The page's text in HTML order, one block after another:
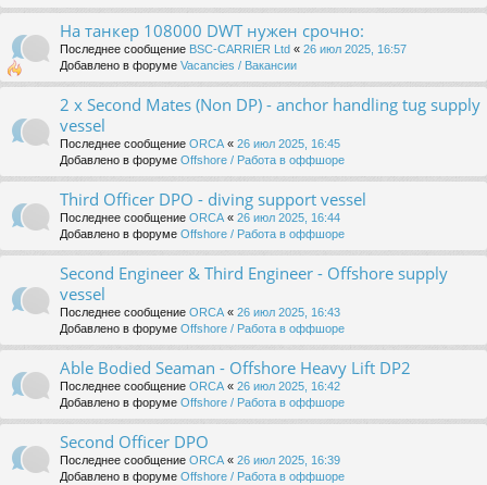
На танкер 108000 DWT нужен срочно:
Последнее сообщение BSC-CARRIER Ltd « 26 июл 2025, 16:57
Добавлено в форуме Vacancies / Вакансии
2 x Second Mates (Non DP) - anchor handling tug supply
vessel
Последнее сообщение ORCA « 26 июл 2025, 16:45
Добавлено в форуме Offshore / Работа в оффшоре
Third Officer DPO - diving support vessel
Последнее сообщение ORCA « 26 июл 2025, 16:44
Добавлено в форуме Offshore / Работа в оффшоре
Second Engineer & Third Engineer - Offshore supply
vessel
Последнее сообщение ORCA « 26 июл 2025, 16:43
Добавлено в форуме Offshore / Работа в оффшоре
Able Bodied Seaman - Offshore Heavy Lift DP2
Последнее сообщение ORCA « 26 июл 2025, 16:42
Добавлено в форуме Offshore / Работа в оффшоре
Second Officer DPO
Последнее сообщение ORCA « 26 июл 2025, 16:39
Добавлено в форуме Offshore / Работа в оффшоре